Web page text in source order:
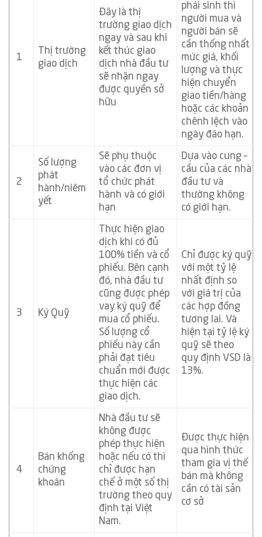
1
Thị trường
giao dịch
Đây là thị
trường giao dịch
ngay và sau khi
kết thúc giao
dịch nhà đầu tư
sẽ nhận ngay
được quyền sở
hữu
phái sinh thì
người mua và
người bán sẽ
cần thống nhất
mức giá, khối
lượng và thực
hiện chuyển
giao tiền/hàng
hoặc các khoản
chênh lệch vào
ngày đáo hạn.
2
Số lượng
phát
hành/niêm
yết
Sẽ phụ thuộc
vào các đơn vị
tổ chức phát
hành và có giới
hạn
Dựa vào cung –
cầu của các nhà
đầu tư và
thường không
có giới hạn.
3 Ký Quỹ
Thực hiện giao
dịch khi có đủ
100% tiền và cổ
phiếu. Bên cạnh
đó, nhà đầu tư
cũng được phép
vay ký quỹ để
mua cổ phiếu.
Số lượng cổ
phiếu này cần
phải đạt tiêu
chuẩn mới được
thực hiện các
giao dịch.
Chỉ được ký quỹ
với một tỷ lệ
nhất định so
với giá trị của
các hợp đồng
tương lai. Và
hiện tại tỷ lệ ký
quỹ sẽ theo
quy định VSD là
13%.
4
Bán khống
chứng
khoán
Nhà đầu tư sẽ
không được
phép thực hiện
hoặc nếu có thì
chỉ được hạn
chế ở một số thị
trường theo quy
định tại Việt
Nam.
Được thực hiện
qua hình thức
tham gia vị thế
bán mà không
cần có tài sản
cơ sở